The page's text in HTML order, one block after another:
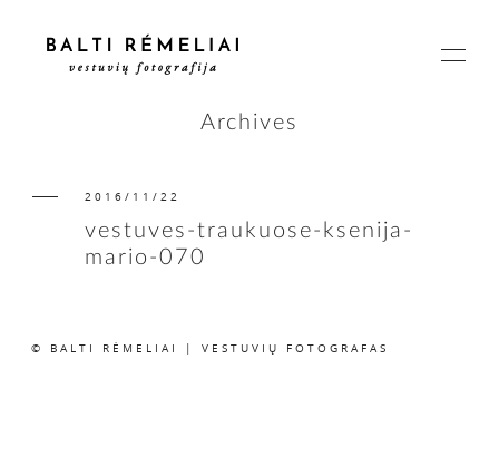
PAGRINDINIS
ISTORIJOS
Archives
2016/11/22
vestuves-traukuose-ksenija-
mario-070
© BALTI RĖMELIAI | VESTUVIŲ FOTOGRAFAS